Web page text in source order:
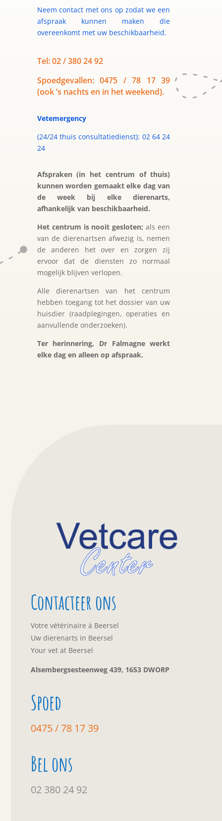
Neem contact met ons op zodat we een
afspraak kunnen maken die
overeenkomt met uw beschikbaarheid.
Tel: 02 / 380 24 92
Spoedgevallen: 0475 / 78 17 39
(ook ’s nachts en in het weekend).
Vetemergency
(24/24 thuis consultatiedienst): 02 64 24
24
Afspraken (in het centrum of thuis)
kunnen worden gemaaktelke dag van
de week bij elke dierenarts,
afhankelijk van beschikbaarheid.
Het centrum is nooit gesloten; als een
van de dierenartsen afwezig is, nemen
de anderen het over en zorgen zij
ervoor dat de diensten zo normaal
mogelijk blijven verlopen.
Alle dierenartsen van het centrum
hebben toegang tot het dossier van uw
huisdier (raadplegingen, operaties en
aanvullende onderzoeken).
Ter herinnering, Dr Falmagne werkt
elke dag en alleen op afspraak.
Contacteer ons
Votre vétérinaire à Beersel
Uw dierenarts in Beersel
Your vet at Beersel
Alsembergsesteenweg 439, 1653 DWORP
Spoed
0475 / 78 17 39
Bel ons
02 380 24 92